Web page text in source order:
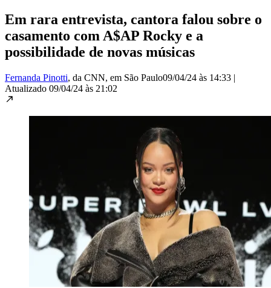
Em rara entrevista, cantora falou sobre o
casamento com A$AP Rocky e a
possibilidade de novas músicas
Fernanda Pinotti, da CNN, em São Paulo09/04/24 às 14:33 |
Atualizado 09/04/24 às 21:02